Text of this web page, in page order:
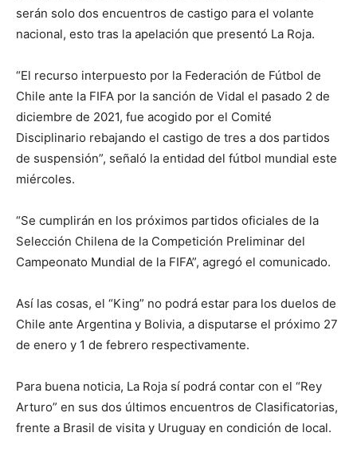
serán solo dos encuentros de castigo para el volante
nacional, esto tras la apelación que presentó La Roja.
“El recurso interpuesto por la Federación de Fútbol de
Chile ante la FIFA por la sanción de Vidal el pasado 2 de
diciembre de 2021, fue acogido por el Comité
Disciplinario rebajando el castigo de tres a dos partidos
de suspensión”, señaló la entidad del fútbol mundial este
miércoles.
“Se cumplirán en los próximos partidos oficiales de la
Selección Chilena de la Competición Preliminar del
Campeonato Mundial de la FIFA”, agregó el comunicado.
Así las cosas, el “King” no podrá estar para los duelos de
Chile ante Argentina y Bolivia, a disputarse el próximo 27
de enero y 1 de febrero respectivamente.
Para buena noticia, La Roja sí podrá contar con el “Rey
Arturo” en sus dos últimos encuentros de Clasificatorias,
frente a Brasil de visita y Uruguay en condición de local.